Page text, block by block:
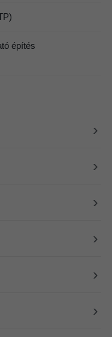
építés
›
›
›
›
›
›